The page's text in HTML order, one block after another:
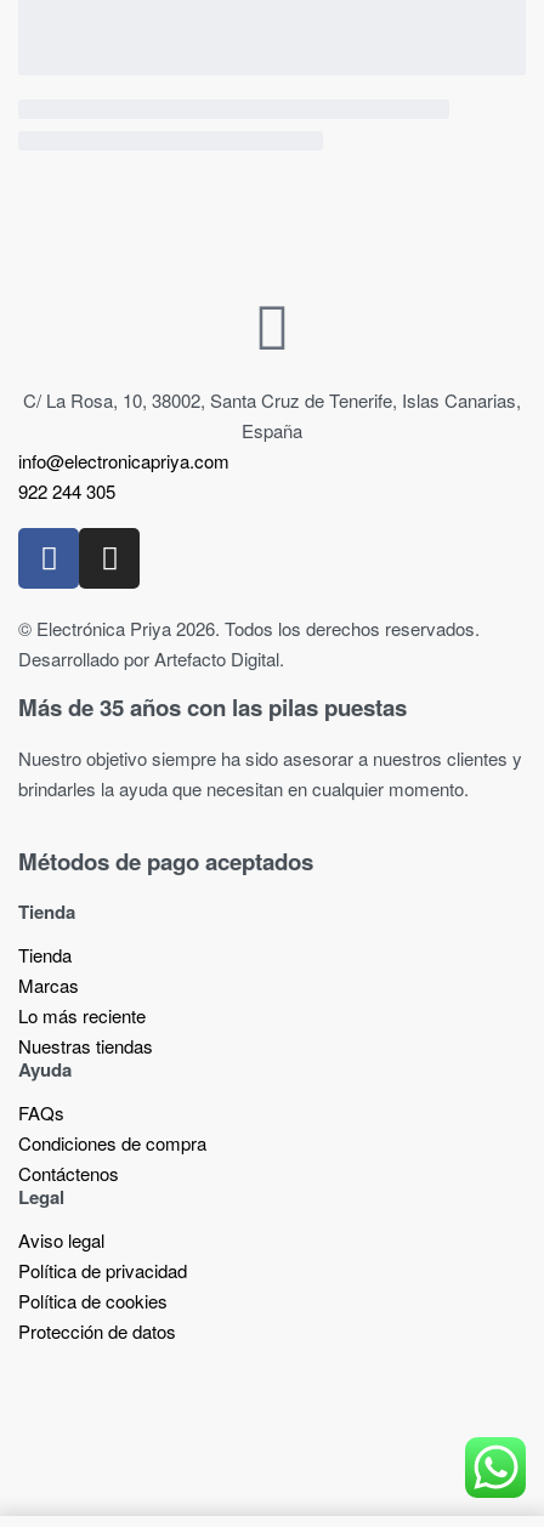
C/ La Rosa, 10, 38002, Santa Cruz de Tenerife, Islas Canarias,
España
info@electronicapriya.com
922 244 305
© Electrónica Priya 2026. Todos los derechos reservados.
Desarrollado por Artefacto Digital.
Más de 35 años con las pilas puestas
Nuestro objetivo siempre ha sido asesorar a nuestros clientes y
brindarles la ayuda que necesitan en cualquier momento.
Métodos de pago aceptados
Tienda
Tienda
Marcas
Lo más reciente​
Nuestras tiendas​
Ayuda
FAQs
Condiciones de compra
Contáctenos
Legal
Aviso legal
Política de privacidad
Política de cookies
Protección de datos